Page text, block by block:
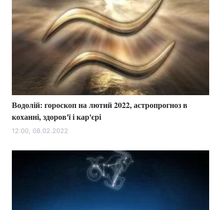
Водолій: гороскоп на лютий 2022, астропрогноз в
коханні, здоров'ї і кар'єрі
12:00, 08.02.2022